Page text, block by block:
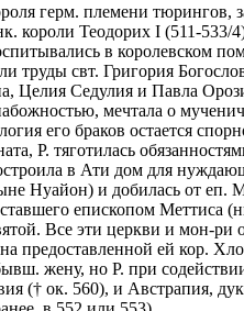
герм. племени
короли Теодорих I (511-533/
в королевском
труды свт. Григория
Целия Седулия и Павла
мечтала о
его браков остается
Р. тяготилась
в Ати дом для
Нуайон) и добилась от
епископом
Все эти церкви и мон-
на предоставленной ей кор.
жену, но Р. при
(† ок. 560), и Австрапия,